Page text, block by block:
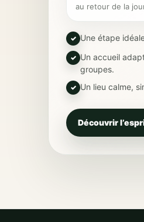
au retour de la
Une étape
Un accueil
groupes.
Un lieu calme,
Découvrir